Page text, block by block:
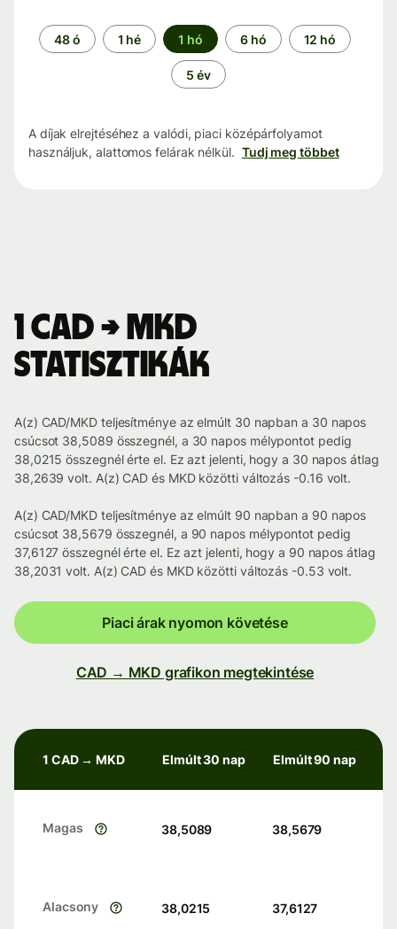
Időszak
48 ó 1 hé 1 hó 6 hó 12 hó
5 év
A díjak elrejtéséhez a valódi, piaci középárfolyamot
használjuk, alattomos felárak nélkül. Tudj meg többet
1 CAD → MKD
statisztikák
A(z) CAD/MKD teljesítménye az elmúlt 30 napban a 30 napos
csúcsot 38,5089 összegnél, a 30 napos mélypontot pedig
38,0215 összegnél érte el. Ez azt jelenti, hogy a 30 napos átlag
38,2639 volt. A(z) CAD és MKD közötti változás -0.16 volt.
A(z) CAD/MKD teljesítménye az elmúlt 90 napban a 90 napos
csúcsot 38,5679 összegnél, a 90 napos mélypontot pedig
37,6127 összegnél érte el. Ez azt jelenti, hogy a 90 napos átlag
38,2031 volt. A(z) CAD és MKD közötti változás -0.53 volt.
Piaci árak nyomon követése
CAD → MKD grafikon megtekintése
1 CAD → MKD Elmúlt 30 nap Elmúlt 90 nap
Magas 38,5089 38,5679
Alacsony 38,0215 37,6127